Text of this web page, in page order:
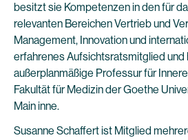
besitzt sie Kompetenzen in den für
relevanten Bereichen Vertrieb und
Management, Innovation und
erfahrenes Aufsichtsratsmitglied und
außerplanmäßige Professur für
Fakultät für Medizin der Goethe
Main inne.
Susanne Schaffert ist Mitglied